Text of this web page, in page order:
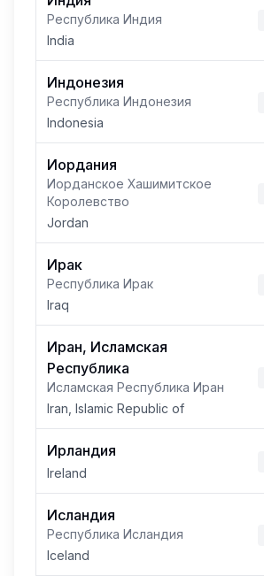
Республика Индия
India
Индонезия
Республика Индонезия
Indonesia
Иордания
Иорданское Хашимитское
Королевство
Jordan
Ирак
Республика Ирак
Iraq
Иран, Исламская
Республика
Исламская Республика Иран
Iran, Islamic Republic of
Ирландия
Ireland
Исландия
Республика Исландия
Iceland